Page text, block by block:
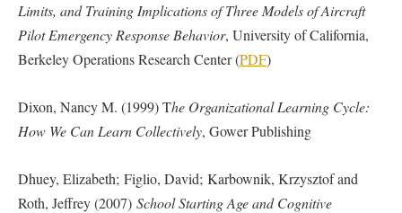
Limits, and Training Implications of Three Models of Aircraft
Pilot Emergency Response Behavior, University of California,
Berkeley Operations Research Center (PDF)
Dixon, Nancy M. (1999) The Organizational Learning Cycle:
How We Can Learn Collectively, Gower Publishing
Dhuey, Elizabeth; Figlio, David; Karbownik, Krzysztof and
Roth, Jeffrey (2007) School Starting Age and Cognitive